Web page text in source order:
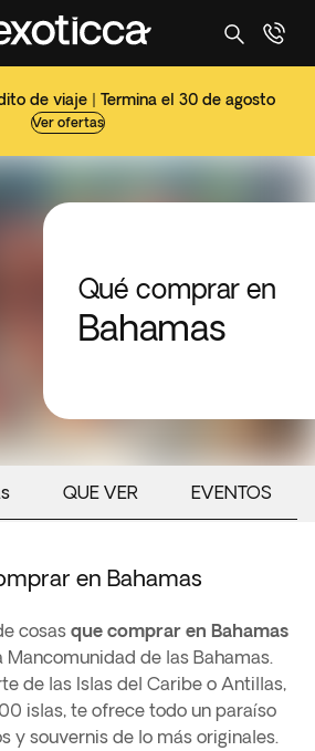
de viaje | Termina el 30 de agosto
Ver ofertas
Qué comprar en
Bahamas
QUE VER EVENTOS
en Bahamas
cosas que comprar en Bahamas
de las Bahamas.
de las Islas del Caribe o Antillas,
islas, te ofrece todo un paraíso
y souvernis de lo más originales.